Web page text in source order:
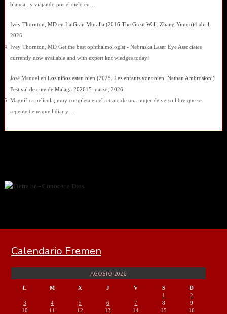
blanca...y viajando por el cielo en…
Ivey Thornton, MDen La Gran Muralla (2016 The Great Wall. Zhang Yimou)4 abril,
2026
Ivey Thornton, MD Get the best ophthalmologist - Nebraska Laser Eye Associates
currently now available and with expert knowledges today!
José Manuel en Los niños estan bien (2025. Les enfants vont bien. Nathan Ambrosioni)
Festival de cine de Malaga 202615 marzo, 2026
Magnífica película; muy completa en el retrato de una mujer de verso libre que se
repente tiene que lidiar y…
Calendario Fremen
AGOSTO 2026
L M X J V S
D
1
2
3
4 5 6 7 8
9
10
11 12 13 14 15
16